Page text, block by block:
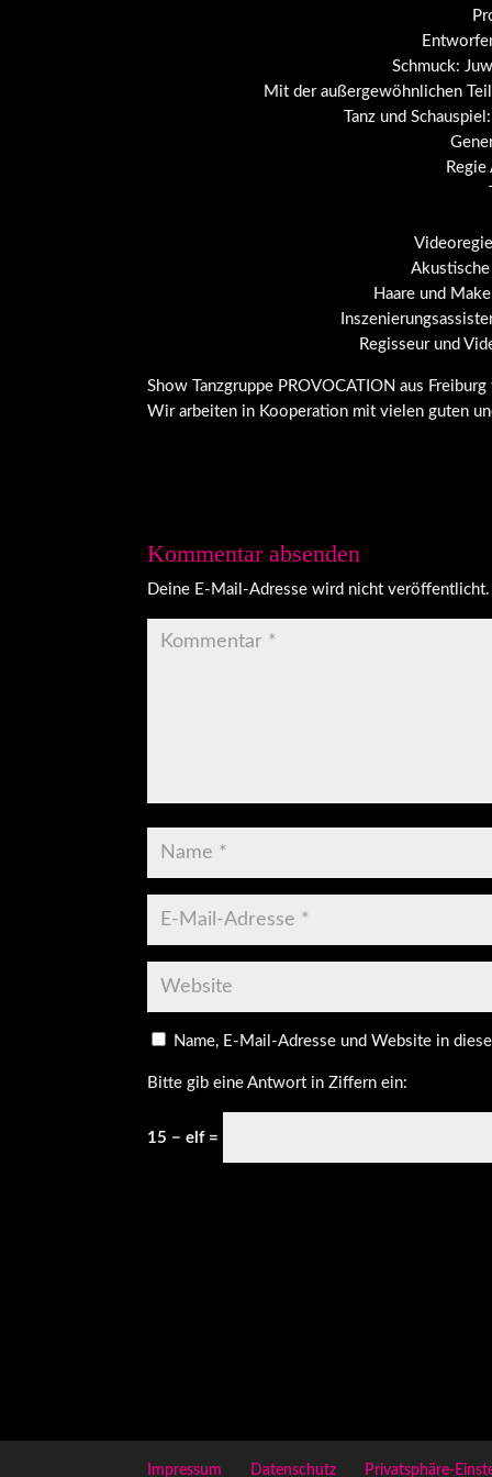
Schmuck:
Mit der außergewöhnlichen
Tanz und
Haare und
Regisseur und
Show Tanzgruppe PROVOCATION aus
Wir arbeiten in Kooperation mit vielen guten
Kommentar absenden
Deine E-Mail-Adresse wird nicht veröffentlicht.
Name, E-Mail-Adresse und Website in
Bitte gib eine Antwort in Ziffern ein:
15 − elf =
Impressum Datenschutz Privatsphäre-